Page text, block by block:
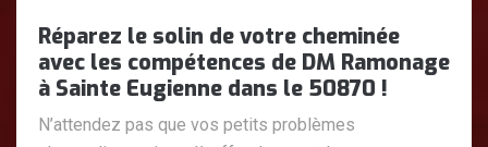
Réparez le solin de votre cheminée
avec les compétences de DM Ramonage
à Sainte Eugienne dans le 50870 !
N’attendez pas que vos petits problèmes